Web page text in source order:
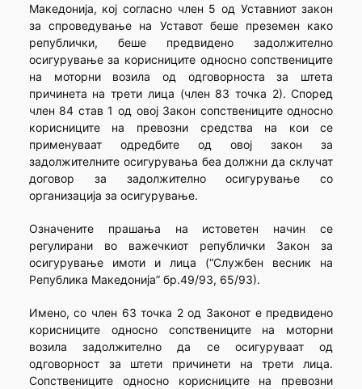
Македонија, кој согласно член 5 од Уставниот закон
за спроведување на Уставот беше преземен како
републички, беше предвидено задолжително
осигурување за корисниците односно сопствениците
на моторни возила од одговорноста за штета
причинета на трети лица (член 83 точка 2). Според
член 84 став 1 од овој Закон сопствениците односно
корисниците на превозни средства на кои се
применуваат одредбите од овој закон за
задолжителните осигурувања беа должни да склучат
договор за задолжително осигурување со
организација за осигурување.
Означените прашања на истоветен начин се
регулирани во важечкиот републички Закон за
осигурување имоти и лица (“Службен весник на
Република Македонија” бр.49/93, 65/93).
Имено, со член 63 точка 2 од Законот е предвидено
корисниците односно сопствениците на моторни
возила задолжително да се осигуруваат од
одговорност за штети причинети на трети лица.
Сопствениците односно корисниците на превозни